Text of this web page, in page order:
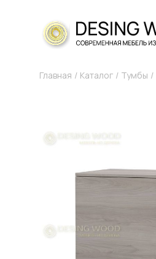
Главная Каталог Тумбы